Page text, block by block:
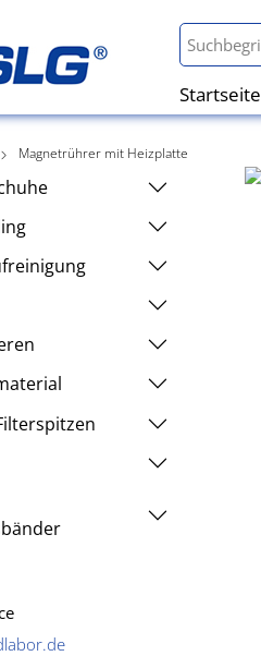
Startseite
Magnetrührer mit Heizplatte